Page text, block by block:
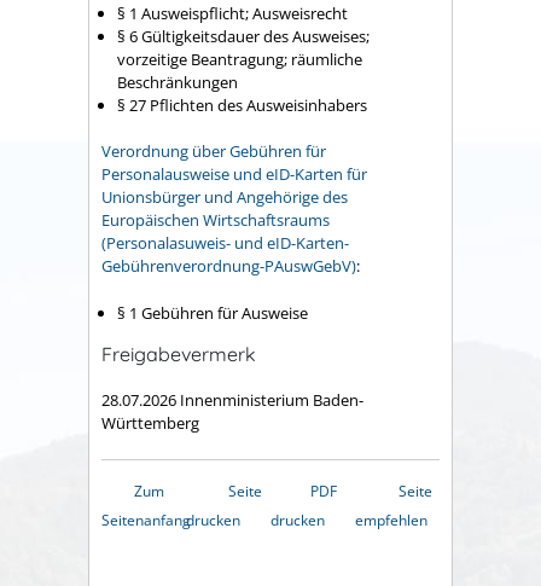
§ 1 Ausweispflicht; Ausweisrecht
§ 6 Gültigkeitsdauer des Ausweises;
vorzeitige Beantragung; räumliche
Beschränkungen
§ 27 Pflichten des Ausweisinhabers
Verordnung über Gebühren für
Personalausweise und eID-Karten für
Unionsbürger und Angehörige des
Europäischen Wirtschaftsraums
(Personalasuweis- und eID-Karten-
Gebührenverordnung-PAuswGebV):
§ 1 Gebühren für Ausweise
Freigabevermerk
28.07.2026 Innenministerium Baden-
Württemberg
Zum
Seitenanfang
Seite
drucken
PDF
drucken
Seite
empfehlen